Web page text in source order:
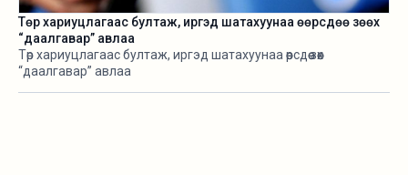
Төр хариуцлагаас бултаж, иргэд шатахуунаа өөрсдөө зөөх
“даалгавар” авлаа
Төр хариуцлагаас бултаж, иргэд шатахуунаа өөрсдөө зөөх
“даалгавар” авлаа